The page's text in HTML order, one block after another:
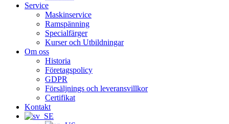
Service
Maskinservice
Ramspänning
Specialfärger
Kurser och Utbildningar
Om oss
Historia
Företagspolicy
GDPR
Försäljnings och leveransvillkor
Certifikat
Kontakt